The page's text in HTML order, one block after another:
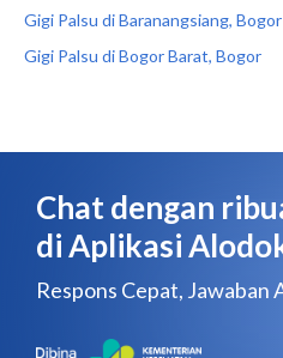
Gigi Palsu di Baranangsiang, Bogor
Gigi Palsu di Bogor Barat, Bogor